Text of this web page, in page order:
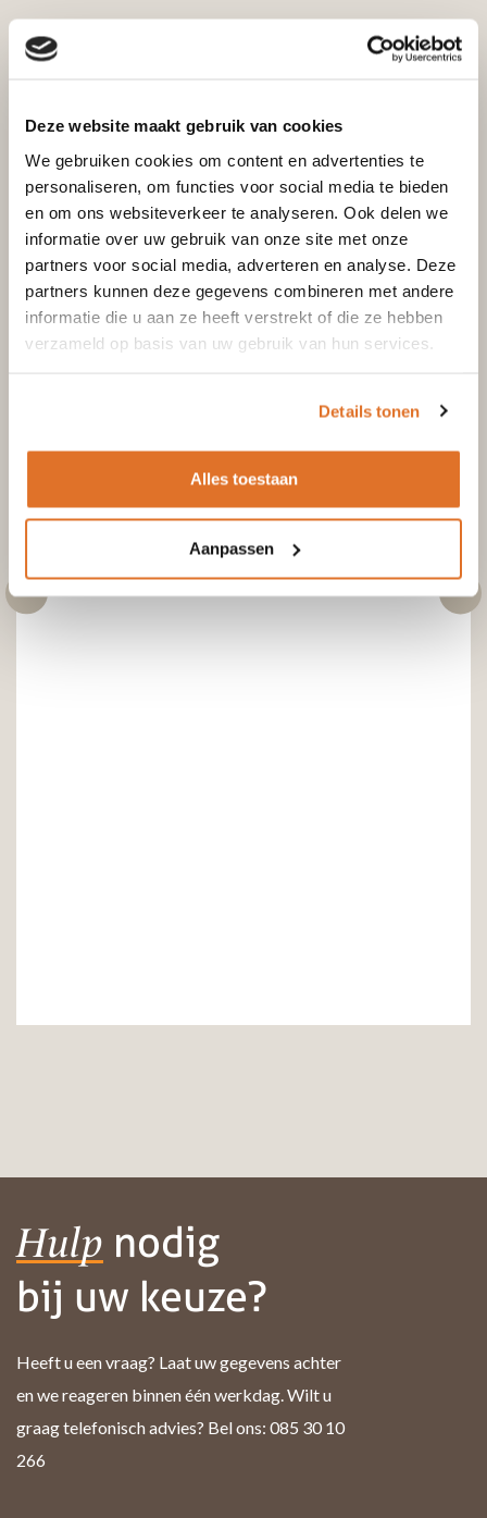
Deze website maakt gebruik van cookies
We gebruiken cookies om content en advertenties te
personaliseren, om functies voor social media te bieden
en om ons websiteverkeer te analyseren. Ook delen we
informatie over uw gebruik van onze site met onze
partners voor social media, adverteren en analyse. Deze
partners kunnen deze gegevens combineren met andere
informatie die u aan ze heeft verstrekt of die ze hebben
verzameld op basis van uw gebruik van hun services.
Details tonen
Alles toestaan
Aanpassen
Dikwandig kachelpijp staal
Dikwandig staal kachelpijp met smoorklep – Ø130mm
x 1000mm zwart
Incl. btw
Excl. btw
Hulp nodig
bij uw keuze?
Heeft u een vraag? Laat uw gegevens achter
en we reageren binnen één werkdag. Wilt u
graag telefonisch advies? Bel ons: 085 30 10
266